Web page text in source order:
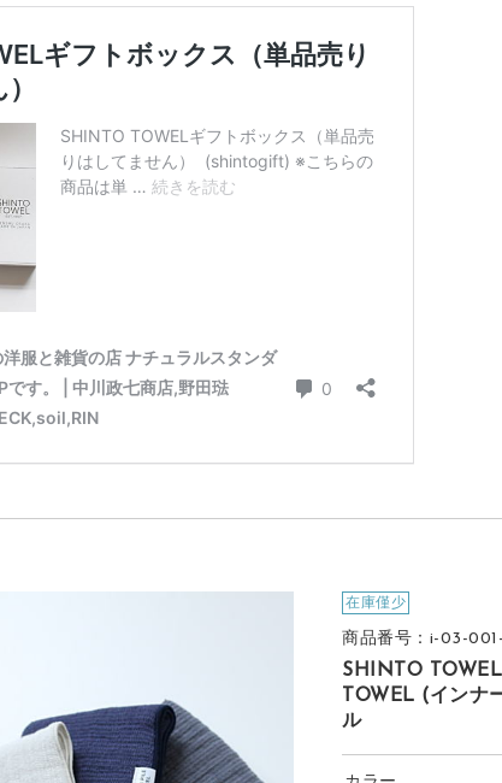
在庫僅少
商品番号：i-03-
SHINTO
TOWEL (インナ
ル